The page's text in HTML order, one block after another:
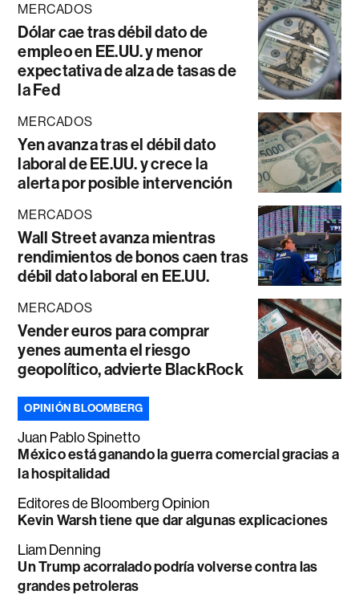
MERCADOS
Dólar cae tras débil dato de
empleo en EE.UU. y menor
expectativa de alza de tasas de
la Fed
MERCADOS
Yen avanza tras el débil dato
laboral de EE.UU. y crece la
alerta por posible intervención
MERCADOS
Wall Street avanza mientras
rendimientos de bonos caen tras
débil dato laboral en EE.UU.
MERCADOS
Vender euros para comprar
yenes aumenta el riesgo
geopolítico, advierte BlackRock
OPINIÓN BLOOMBERG
Juan Pablo Spinetto
México está ganando la guerra comercial gracias a
la hospitalidad
Editores de Bloomberg Opinion
Kevin Warsh tiene que dar algunas explicaciones
Liam Denning
Un Trump acorralado podría volverse contra las
grandes petroleras